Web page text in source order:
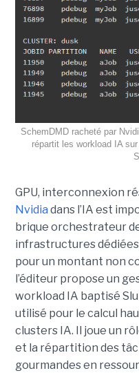
SchemDMD racheté par
répartit les workload IA
GPU, interconnexion
Nvidia dans l’IA est
brique orchestrateur
infrastructures dédiées
pour un montant non
l’éditeur propose un
workload IA baptisé
utilisé pour le calcul
clusters IA. Il joue un
et la répartition des
gourmandes en